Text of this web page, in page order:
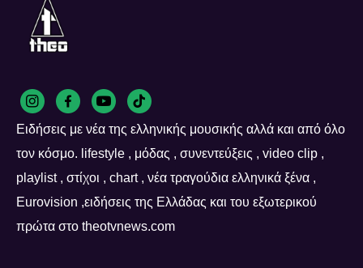
Ειδήσεις με νέα της ελληνικής μουσικής αλλά και από όλο
τον κόσμο. lifestyle , μόδας , συνεντεύξεις , video clip ,
playlist , στίχοι , chart , νέα τραγούδια ελληνικά ξένα ,
Eurovision ,ειδήσεις της Ελλάδας και του εξωτερικού
πρώτα στο theotvnews.com